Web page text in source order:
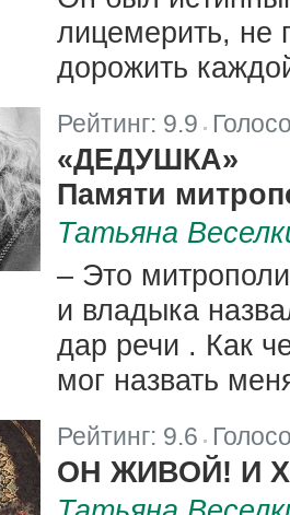
лицемерить, не
дорожить
Рейтинг: 9.9
«ДЕДУШКА»
Памяти
Татьяна
– Это
и владыка
дар речи . Как
мог назвать
Рейтинг: 9.6
ОН ЖИВОЙ! И